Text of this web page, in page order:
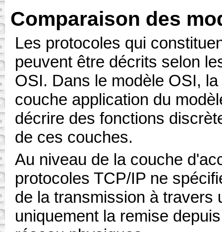
Comparaison des
Les protocoles qui
peuvent être décrits selon
OSI. Dans le modèle OSI,
couche application du
décrire des fonctions
de ces couches.
Au niveau de la couche
protocoles TCP/IP ne
de la transmission à travers
uniquement la remise